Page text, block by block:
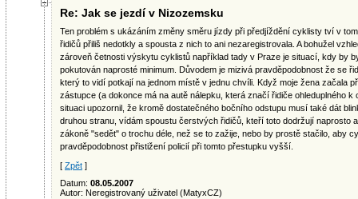
Re: Jak se jezdí v Nizozemsku
Ten problém s ukázáním změny směru jízdy při předjíždění cyklisty tví v
řidičů přiliš nedotkly a spousta z nich to ani nezaregistrovala. A bohužel
zároveň četnosti výskytu cyklistů například tady v Praze je situací, kdy by
pokutován naprosté minimum. Důvodem je mizivá pravděpodobnost že se
který to vidí potkají na jednom místě v jednu chvíli. Když moje žena začala
zástupce (a dokonce má na autě nálepku, která značí řidiče ohleduplného k
situaci upozornil, že kromě dostatečného bočního odstupu musí také dát
druhou stranu, vídám spoustu čerstvých řidičů, kteří toto dodržují naprosto
zákoně "sedět" o trochu déle, než se to zažije, nebo by prostě stačilo, aby
pravděpodobnost přistižení policií při tomto přestupku vyšší.
[ Zpět ]
Datum: 08.05.2007
Autor: Neregistrovaný uživatel (MatyxCZ)